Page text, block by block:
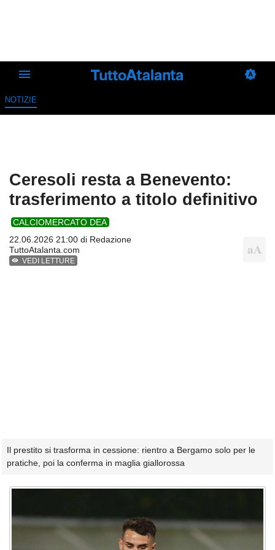
NOTIZIE
Ceresoli resta a Benevento:
trasferimento a titolo definitivo
CALCIOMERCATO DEA
22.06.2026 21:00 di Redazione
TuttoAtalanta.com
VEDI LETTURE
Il prestito si trasforma in cessione: rientro a Bergamo solo per le
pratiche, poi la conferma in maglia giallorossa